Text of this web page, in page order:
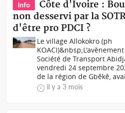
Info
Côte d'Ivoire :
non desservi par la
d'être pro PDCI ?
Le village Allokokro (ph
Société de Transport
vendredi 24 septembre
de la région de Gbêkê,
il y a 3 mois